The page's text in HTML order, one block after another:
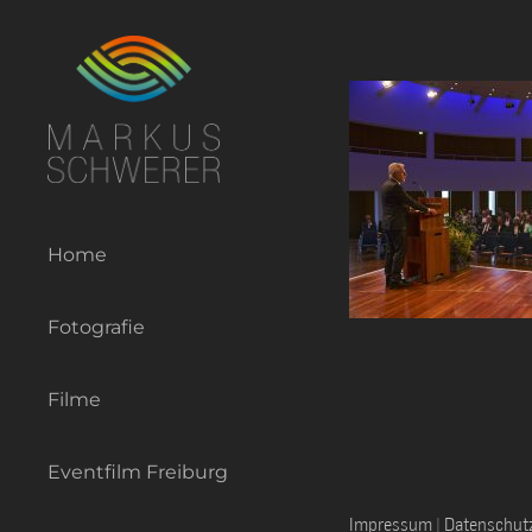
Home
Fotografie
Filme
Eventfilm Freiburg
Impressum |